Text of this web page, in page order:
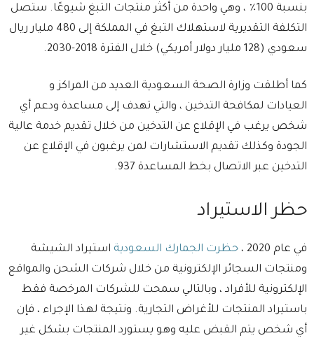
بنسبة 100٪ ، وهي واحدة من أكثر منتجات التبغ شيوعًا. ستصل
التكلفة التقديرية لاستهلاك التبغ في المملكة إلى 480 مليار ريال
سعودي (128 مليار دولار أمريكي) خلال الفترة 2018-2030.
كما أطلقت وزارة الصحة السعودية العديد من المراكز و
العيادات لمكافحة التدخين ، والتي تهدف إلى مساعدة ودعم أي
شخص يرغب في الإقلاع عن التدخين من خلال تقديم خدمة عالية
الجودة وكذلك تقديم الاستشارات لمن يرغبون في الإقلاع عن
التدخين عبر الاتصال بخط المساعدة 937.
حظر الاستيراد
في عام 2020 ، حظرت الجمارك السعودية استيراد الشيشة
ومنتجات السجائر الإلكترونية من خلال شركات الشحن والمواقع
الإلكترونية للأفراد ، وبالتالي سمحت للشركات المرخصة فقط
باستيراد المنتجات للأغراض التجارية. ونتيجة لهذا الإجراء ، فإن
أي شخص يتم القبض عليه وهو يستورد المنتجات بشكل غير